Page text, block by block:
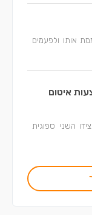
אותו ולפעמים
איטום
השני ספוגית